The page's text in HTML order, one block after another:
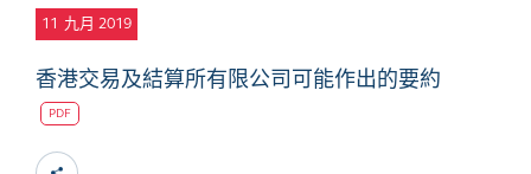
11 九月 2019
香港交易及結算所有限公司可能作出的要約
PDF